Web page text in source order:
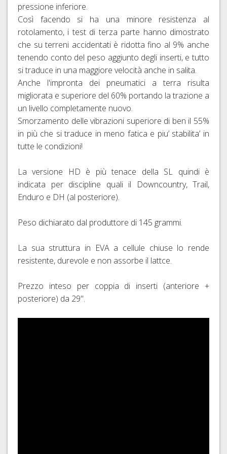
pressione inferiore.
Così facendo si ha una minore resistenza al
rotolamento, i test di terza parte hanno dimostrato
che su terreni accidentati è ridotta fino al 9% anche
tenendo conto del peso aggiunto degli inserti, e tutto
si traduce in una maggiore velocità anche in salita.
Anche l'impronta dei pneumatici a terra risulta
migliorata e superiore del 60% portando la trazione a
un livello completamente nuovo.
Smorzamento delle vibrazioni superiore di ben il 55%
in più che si traduce in meno fatica e piu’ stabilita’ in
tutte le condizioni!
La versione HD è più tenace della SL quindi è
indicata per discipline quali il Downcountry, Trail,
Enduro e DH (al posteriore).
Peso dichiarato dal produttore di 145 grammi.
La sua struttura in EVA a cellule chiuse lo rende
resistente, durevole e non assorbe il lattce.
Prezzo inteso per coppia di inserti (anteriore +
posteriore) da 29".